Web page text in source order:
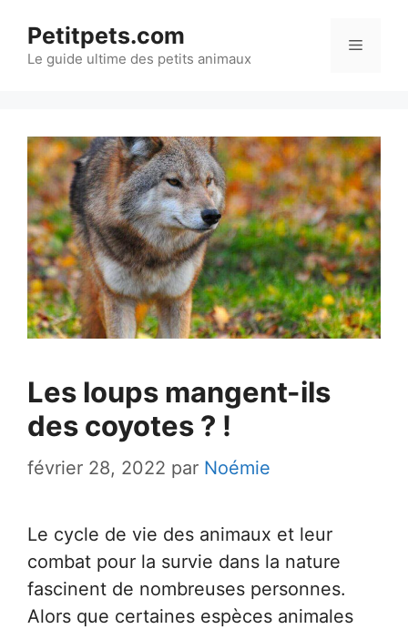
contenu
Petitpets.com
Le guide ultime des petits animaux
Menu
Les loups mangent-ils
des coyotes ? !
février 28, 2022 par Noémie
Le cycle de vie des animaux et leur
combat pour la survie dans la nature
fascinent de nombreuses personnes.
Alors que certaines espèces animales